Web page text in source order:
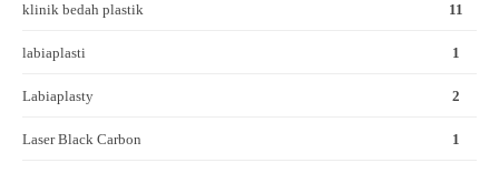
klinik bedah plastik 11
labiaplasti 1
Labiaplasty 2
Laser Black Carbon 1